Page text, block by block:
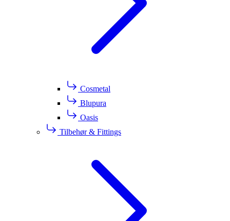
Cosmetal
Blupura
Oasis
Tilbehør & Fittings